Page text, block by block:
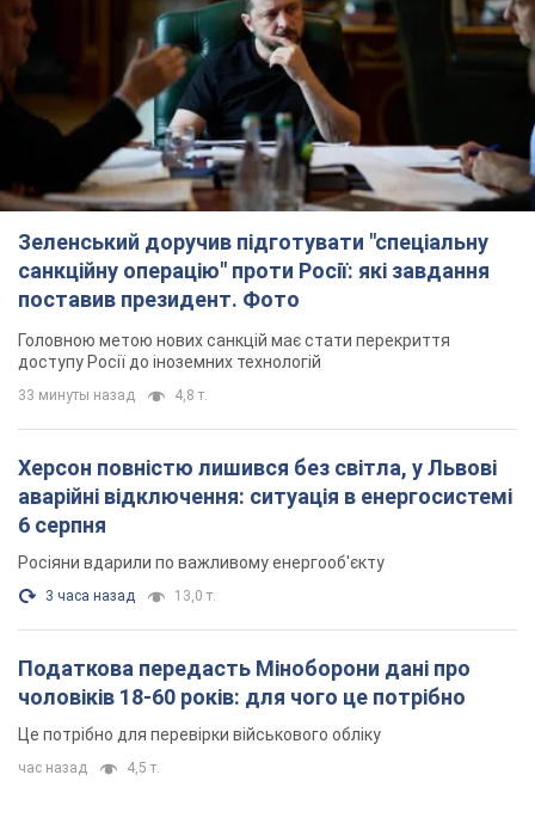
Зеленський доручив підготувати "спеціальну
санкційну операцію" проти Росії: які завдання
поставив президент. Фото
Головною метою нових санкцій має стати перекриття
доступу Росії до іноземних технологій
33 минуты назад 4,8 т.
Херсон повністю лишився без світла, у Львові
аварійні відключення: ситуація в енергосистемі
6 серпня
Росіяни вдарили по важливому енергооб'єкту
3 часа назад 13,0 т.
Податкова передасть Міноборони дані про
чоловіків 18-60 років: для чого це потрібно
Це потрібно для перевірки військового обліку
час назад 4,5 т.